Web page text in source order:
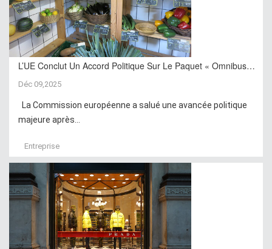
L’UE Conclut Un Accord Politique Sur Le Paquet « Omnibus…
Déc 09,2025
La Commission européenne a salué une avancée politique
majeure après...
Entreprise